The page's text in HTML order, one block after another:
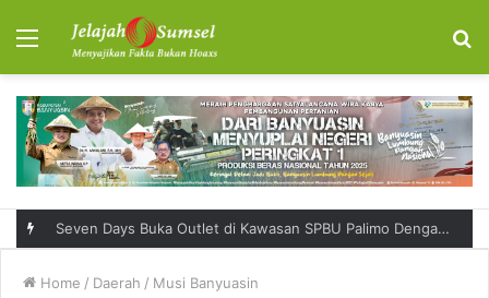
Menu
Seven Days Buka Outlet di Kawasan SPBU Palimo Dengan Konsep One Stop Hangout Destination
Home / Daerah / Musi Banyuasin